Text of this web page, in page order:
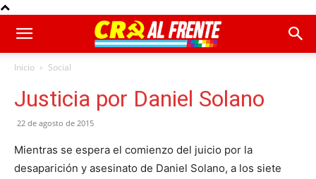
Inicio Social
Justicia por Daniel Solano
22 de agosto de 2015
Mientras se espera el comienzo del juicio por la
desaparición y asesinato de Daniel Solano, a los siete